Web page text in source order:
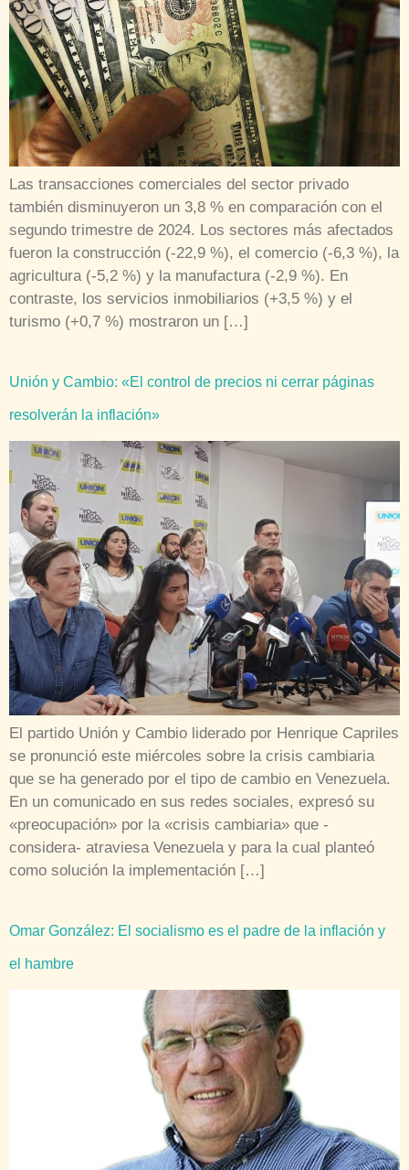
Las transacciones comerciales del sector privado
también disminuyeron un 3,8 % en comparación con el
segundo trimestre de 2024. Los sectores más afectados
fueron la construcción (-22,9 %), el comercio (-6,3 %), la
agricultura (-5,2 %) y la manufactura (-2,9 %). En
contraste, los servicios inmobiliarios (+3,5 %) y el
turismo (+0,7 %) mostraron un […]
Unión y Cambio: «El control de precios ni cerrar páginas
resolverán la inflación»
El partido Unión y Cambio liderado por Henrique Capriles
se pronunció este miércoles sobre la crisis cambiaria
que se ha generado por el tipo de cambio en Venezuela.
En un comunicado en sus redes sociales, expresó su
«preocupación» por la «crisis cambiaria» que -
considera- atraviesa Venezuela y para la cual planteó
como solución la implementación […]
Omar González: El socialismo es el padre de la inflación y
el hambre